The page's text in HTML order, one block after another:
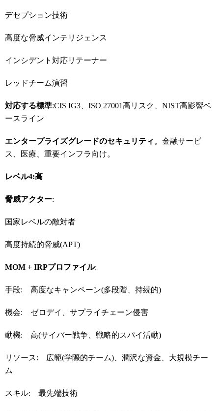
デセプション技術
高度な脅威インテリジェンス
インシデント対応リテーナー
レッドチーム演習
対応する標準:CIS IG3、ISO 27001高リスク、NIST高影響ベ
ースライン
エンタープライズグレードのセキュリティ 。金融サービ
ス、医療、重要インフラ向け。
レベル4:高
脅威アクター:
国家レベルの敵対者
高度持続的脅威(APT)
MOM + IRPプロファイル:
手段: 高度なキャンペーン(多段階、持続的)
機会: ゼロデイ、サプライチェーン侵害
動機: 高(サイバー戦争、戦略的スパイ活動)
リソース: 広範(学際的チーム)、潤沢な資金、大規模チー
ム
スキル: 最先端技術